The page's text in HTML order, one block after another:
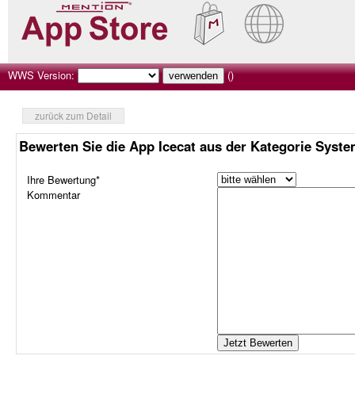
WWS Version: ()
zurück zum Detail
Bewerten Sie die App Icecat aus der Kategorie
Ihre Bewertung*
Kommentar